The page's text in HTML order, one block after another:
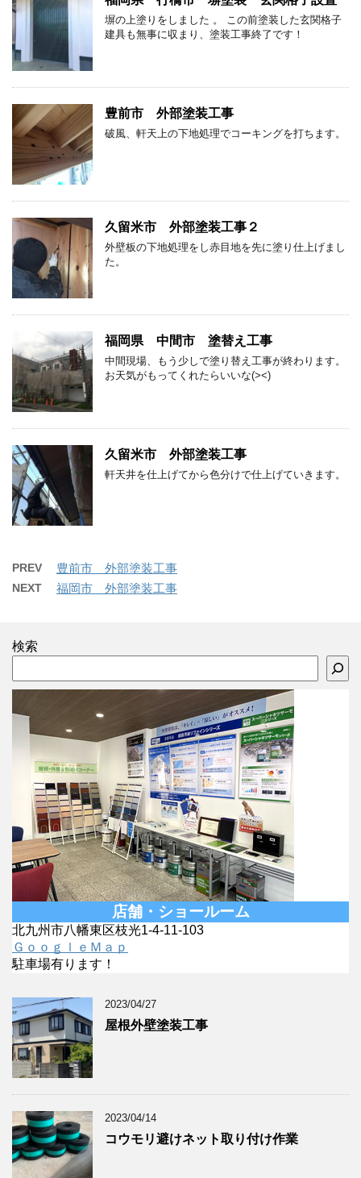
塀の上塗りをしました 。 この前塗装した玄関格子
建具も無事に収まり、塗装工事終了です！
豊前市 外部塗装工事
破風、軒天上の下地処理でコーキングを打ちます。
久留米市 外部塗装工事２
外壁板の下地処理をし赤目地を先に塗り仕上げまし
た。
福岡県 中間市 塗替え工事
中間現場、もう少しで塗り替え工事が終わります。
お天気がもってくれたらいいな(><)
久留米市 外部塗装工事
軒天井を仕上げてから色分けで仕上げていきます。
PREV 豊前市 外部塗装工事
NEXT 福岡市 外部塗装工事
検索
店舗・ショールーム
北九州市八幡東区枝光1-4-11-103
ＧｏｏｇｌｅＭａｐ
駐車場有ります！
2023/04/27
屋根外壁塗装工事
2023/04/14
コウモリ避けネット取り付け作業